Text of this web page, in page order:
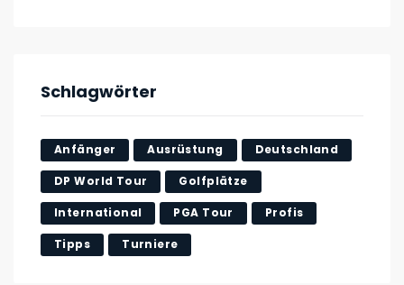
Schlagwörter
Anfänger Ausrüstung Deutschland
DP World Tour Golfplätze
International PGA Tour Profis
Tipps Turniere